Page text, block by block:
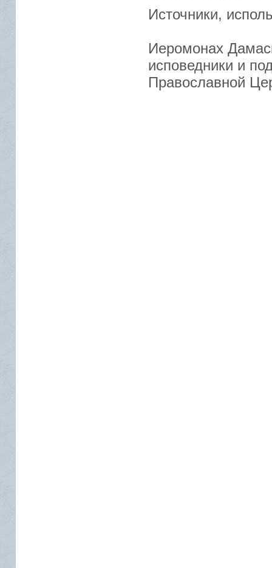
Источники,
Иеромонах
исповедники и
Православной